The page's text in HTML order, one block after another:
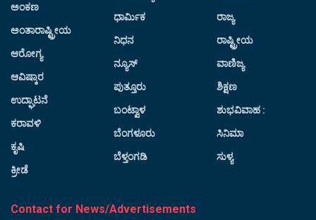
ಅಂಕಣ
ಅಂತಾರಾಷ್ಟ್ರೀಯ
ಆರೋಗ್ಯ
ಆವಿಷ್ಕಾರ
ಉದ್ಘಾಟನೆ
ಕರಾವಳಿ
ಕೃಷಿ
ಕ್ರೀಡೆ
ಧಾರ್ಮಿಕ
ನಿಧನ
ನ್ಯೂಸ್
ಪುತ್ತೂರು
ಬಂಟ್ವಾಳ
ಬೆಂಗಳೂರು
ಬೆಳ್ತಂಗಡಿ
ರಾಜ್ಯ
ರಾಷ್ಟ್ರೀಯ
ವಾಣಿಜ್ಯ
ಶಿಕ್ಷಣ
ಶುಭವಿವಾಹ :
ಸಿನಿಮಾ
ಸುಳ್ಯ
Contact for News/Advertisements